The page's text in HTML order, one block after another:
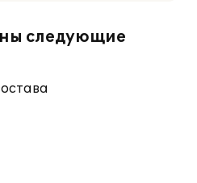
следующие